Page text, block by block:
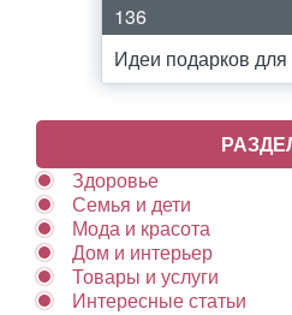
136
Идеи подарков для
Здоровье
Семья и дети
Мода и красота
Дом и интерьер
Товары и услуги
Интересные статьи